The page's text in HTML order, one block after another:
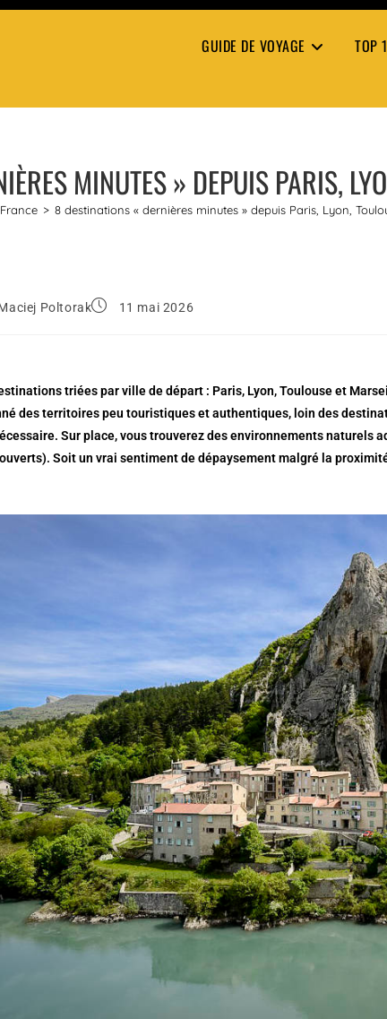
GUIDE DE VOYAGE TOP
MINUTES » DEPUIS PARIS,
France > 8 destinations « dernières minutes » depuis Paris, Lyon,
Poltorak 11 mai 2026
triées par ville de départ : Paris, Lyon, Toulouse et
des territoires peu touristiques et authentiques, loin des
Sur place, vous trouverez des environnements naturels
Soit un vrai sentiment de dépaysement malgré la